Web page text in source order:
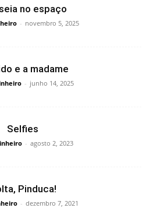
no espaço
- novembro 5, 2025
e a madame
- junho 14, 2025
Selfies
- agosto 2, 2023
Pinduca!
- dezembro 7, 2021